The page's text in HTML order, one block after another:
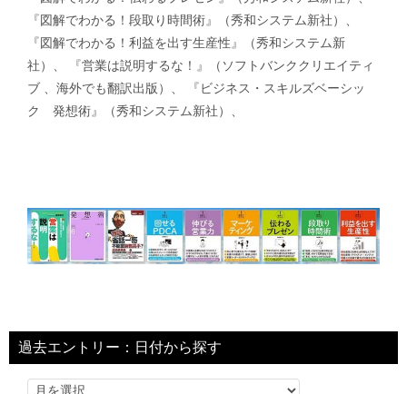
『図解でわかる！段取り時間術』（秀和システム新社）、
『図解でわかる！利益を出す生産性』（秀和システム新
社）、 『営業は説明するな！』（ソフトバンククリエイティ
ブ 、海外でも翻訳出版）、 『ビジネス・スキルズベーシッ
ク 発想術』（秀和システム新社）、
過去エントリー：日付から探す